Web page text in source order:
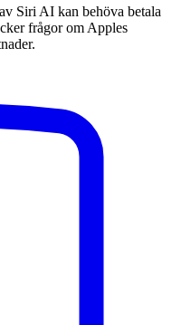
Siri AI kan behöva betala
frågor om Apples